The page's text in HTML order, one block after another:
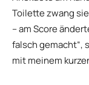
Toilette zwang
– am Score
falsch gemacht“,
mit meinem